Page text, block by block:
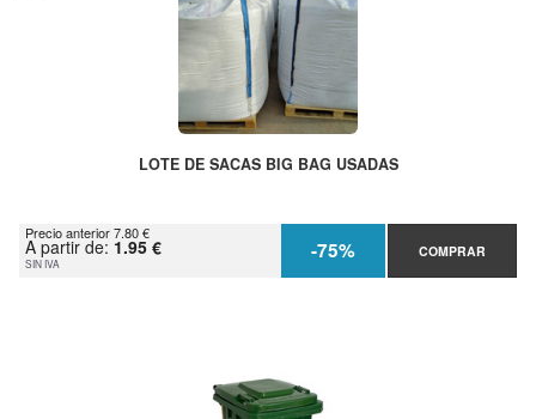
LOTE DE SACAS BIG BAG USADAS
Precio anterior 7.80 €
A partir de: 1.95 €
SIN IVA -75% COMPRAR